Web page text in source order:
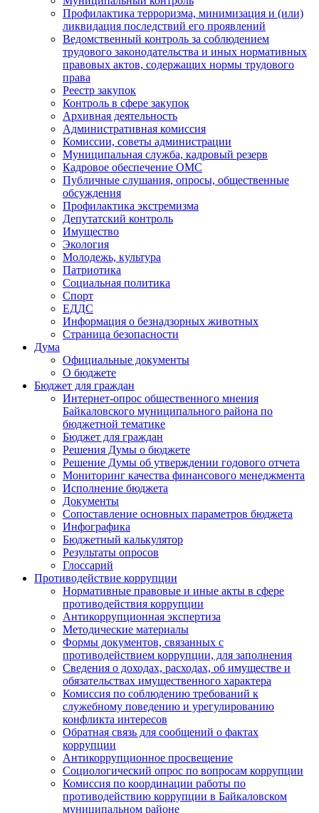
Профилактика терроризма, минимизация и (или)
ликвидация последствий его проявлений
Ведомственный контроль за соблюдением
трудового законодательства и иных нормативных
правовых актов, содержащих нормы трудового
права
Реестр закупок
Контроль в сфере закупок
Архивная деятельность
Административная комиссия
Комиссии, советы администрации
Муниципальная служба, кадровый резерв
Кадровое обеспечение ОМС
Публичные слушания, опросы, общественные
обсуждения
Профилактика экстремизма
Депутатский контроль
Имущество
Экология
Молодежь, культура
Патриотика
Социальная политика
Спорт
ЕДДС
Информация о безнадзорных животных
Страница безопасности
Дума
Официальные документы
О бюджете
Бюджет для граждан
Интернет-опрос общественного мнения
Байкаловского муниципального района по
бюджетной тематике
Бюджет для граждан
Решения Думы о бюджете
Решение Думы об утверждении годового отчета
Мониторинг качества финансового менеджмента
Исполнение бюджета
Документы
Сопоставление основных параметров бюджета
Инфографика
Бюджетный калькулятор
Результаты опросов
Глоссарий
Противодействие коррупции
Нормативные правовые и иные акты в сфере
противодействия коррупции
Антикоррупционная экспертиза
Методические материалы
Формы документов, связанных с
противодействием коррупции, для заполнения
Сведения о доходах, расходах, об имуществе и
обязательствах имущественного характера
Комиссия по соблюдению требований к
служебному поведению и урегулированию
конфликта интересов
Обратная связь для сообщений о фактах
коррупции
Антикоррупционное просвещение
Социологический опрос по вопросам коррупции
Комиссия по координации работы по
противодействию коррупции в Байкаловском
муниципальном районе